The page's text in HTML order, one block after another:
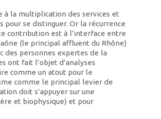
à la multiplication des services et
se distinguer. Or la récurrence
contribution est à l’interface entre
(le principal affluent du Rhône)
des personnes expertes de la
ont fait l’objet d’analyses
comme un atout pour le
comme le principal levier de
doit s’appuyer sur une
et biophysique) et pour